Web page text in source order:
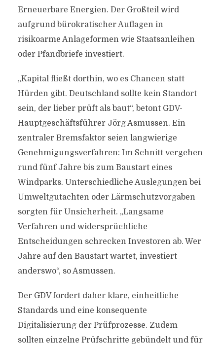
Erneuerbare Energien. Der Großteil wird
aufgrund bürokratischer Auflagen in
risikoarme Anlageformen wie Staatsanleihen
oder Pfandbriefe investiert.
„Kapital fließt dorthin, wo es Chancen statt
Hürden gibt. Deutschland sollte kein Standort
sein, der lieber prüft als baut“, betont GDV-
Hauptgeschäftsführer Jörg Asmussen. Ein
zentraler Bremsfaktor seien langwierige
Genehmigungsverfahren: Im Schnitt vergehen
rund fünf Jahre bis zum Baustart eines
Windparks. Unterschiedliche Auslegungen bei
Umweltgutachten oder Lärmschutzvorgaben
sorgten für Unsicherheit. „Langsame
Verfahren und widersprüchliche
Entscheidungen schrecken Investoren ab. Wer
Jahre auf den Baustart wartet, investiert
anderswo“, so Asmussen.
Der GDV fordert daher klare, einheitliche
Standards und eine konsequente
Digitalisierung der Prüfprozesse. Zudem
sollten einzelne Prüfschritte gebündelt und für